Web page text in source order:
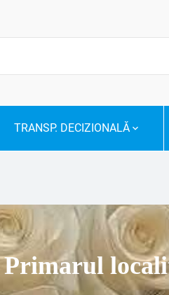
TRANSP. DECIZIONALĂ
Primarul